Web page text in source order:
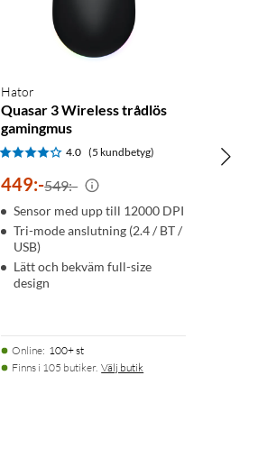
Hator
Quasar 3 Wireless trådlös
gamingmus
4.0 (5 kundbetyg)
449:-549:-
Sensor med upp till 12000 DPI
Tri-mode anslutning (2.4 / BT /
USB)
Lätt och bekväm full-size
design
Online: 100+ st
Finns i 105 butiker. Välj butik